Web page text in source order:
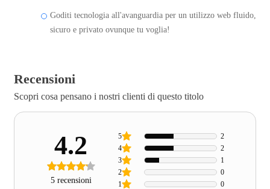
Goditi tecnologia all'avanguardia per un utilizzo web fluido,
sicuro e privato ovunque tu voglia!
Recensioni
Scopri cosa pensano i nostri clienti di questo titolo
4.2
5 recensioni 1 0
2 0
3 1
4 2
5 2